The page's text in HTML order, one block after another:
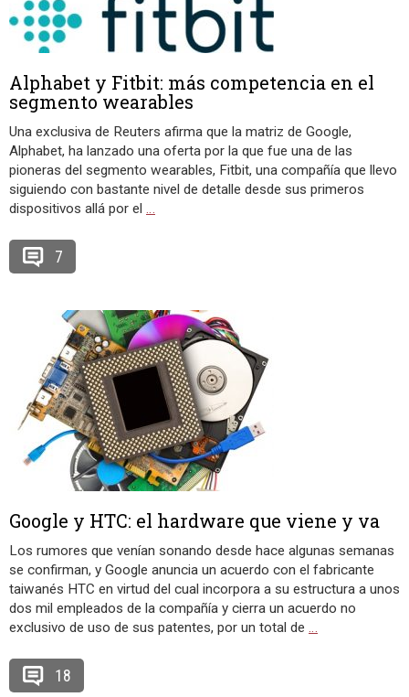
Alphabet y Fitbit: más competencia en el
segmento wearables
Una exclusiva de Reuters afirma que la matriz de Google,
Alphabet, ha lanzado una oferta por la que fue una de las
pioneras del segmento wearables, Fitbit, una compañía que llevo
siguiendo con bastante nivel de detalle desde sus primeros
dispositivos allá por el …
7
Google y HTC: el hardware que viene y va
Los rumores que venían sonando desde hace algunas semanas
se confirman, y Google anuncia un acuerdo con el fabricante
taiwanés HTC en virtud del cual incorpora a su estructura a unos
dos mil empleados de la compañía y cierra un acuerdo no
exclusivo de uso de sus patentes, por un total de …
18